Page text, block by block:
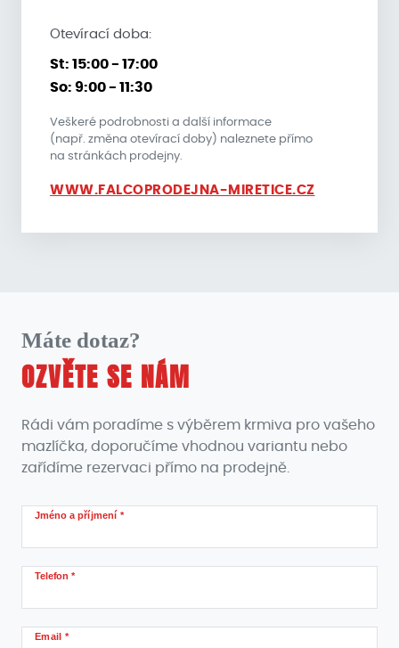
Otevírací doba:
St: 15:00 - 17:00
So: 9:00 - 11:30
Veškeré podrobnosti a další informace
(např. změna otevírací doby) naleznete přímo
na stránkách prodejny.
WWW.FALCOPRODEJNA-MIRETICE.CZ
Máte dotaz?
OZVĚTE SE NÁM
Rádi vám poradíme s výběrem krmiva pro vašeho
mazlíčka, doporučíme vhodnou variantu nebo
zařídíme rezervaci přímo na prodejně.
Jméno a příjmení *
Telefon *
Email *